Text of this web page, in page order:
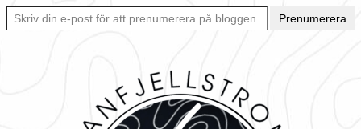
Hoppa
Skriv din e-post för att prenumerera på bloggen… Ett enkelt sätt att hålla sig uppdaterad automatiskt.
Prenumerera